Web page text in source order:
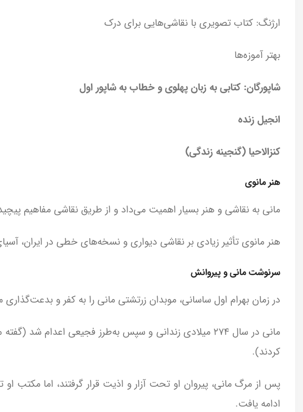
ارژنگ: کتاب تصویری با نقاشی‌هایی برای درک
بهتر آموزه‌ها
شاپورگان: کتابی به زبان پهلوی و خطاب به شاپور اول
انجیل زنده
کنزالاحیا (گنجینه زندگی)
هنر مانوی
مانی به نقاشی و هنر بسیار اهمیت می‌داد و از طریق نقاشی مفاهیم
هنر مانوی تأثیر زیادی بر نقاشی دیواری و نسخه‌های خطی در ایران،
سرنوشت مانی و پیروانش
در زمان بهرام اول ساسانی، موبدان زرتشتی مانی را به کفر و بدعت‌گذاری
مانی در سال 274 میلادی زندانی و سپس به‌طرز فجیعی اعدام
کردند).
پس از مرگ مانی، پیروان او تحت آزار و اذیت قرار گرفتند، اما مکتب
ادامه یافت.